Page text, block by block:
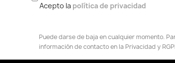
Acepto la política de privacidad
Puede darse de baja en cualquier momento.
información de contacto en la Privacidad y